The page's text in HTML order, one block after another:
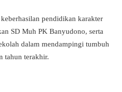
pendidikan karakter
SD Muh PK Banyudono, serta
dalam mendampingi tumbuh
tahun terakhir.